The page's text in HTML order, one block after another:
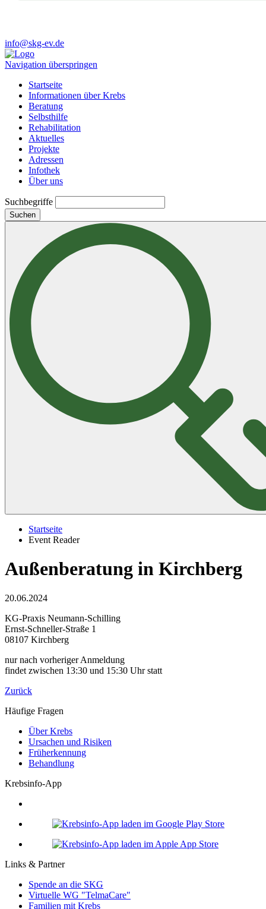
info@skg-ev.de
Navigation überspringen
Startseite
Informationen über Krebs
Beratung
Selbsthilfe
Rehabilitation
Aktuelles
Projekte
Adressen
Infothek
Über uns
Suchbegriffe
Suchen
Startseite
Event Reader
Außenberatung in Kirchberg
20.06.2024
KG-Praxis Neumann-Schilling
Ernst-Schneller-Straße 1
08107 Kirchberg
nur nach vorheriger Anmeldung
findet zwischen 13:30 und 15:30 Uhr statt
Zurück
Häufige Fragen
Über Krebs
Ursachen und Risiken
Früherkennung
Behandlung
Krebsinfo-App
Links & Partner
Spende an die SKG
Virtuelle WG "TelmaCare"
Familien mit Krebs